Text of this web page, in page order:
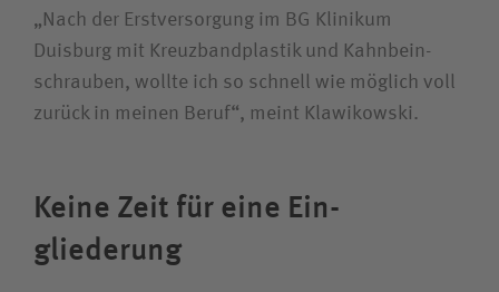
„Nach der Erstversorgung im BG Klinikum
Duisburg mit Kreuzbandplastik und Kahn­bein­
schrauben, wollte ich so schnell wie möglich voll
zurück in meinen Beruf“, meint Klawikowski.
Keine Zeit für eine Ein­
gliederung